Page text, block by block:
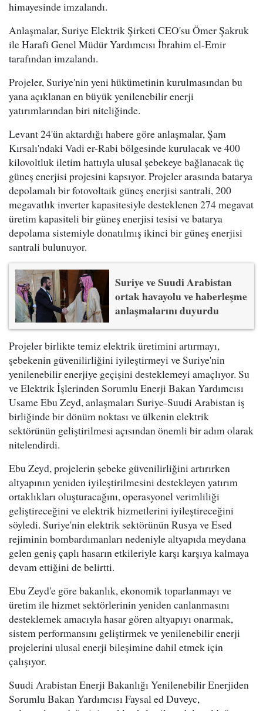
himayesinde imzalandı.
Anlaşmalar, Suriye Elektrik Şirketi CEO'su Ömer Şakruk
ile Harafi Genel Müdür Yardımcısı İbrahim el-Emir
tarafından imzalandı.
Projeler, Suriye'nin yeni hükümetinin kurulmasından bu
yana açıklanan en büyük yenilenebilir enerji
yatırımlarından biri niteliğinde.
Levant 24'ün aktardığı habere göre anlaşmalar, Şam
Kırsalı'ndaki Vadi er-Rabi bölgesinde kurulacak ve 400
kilovoltluk iletim hattıyla ulusal şebekeye bağlanacak üç
güneş enerjisi projesini kapsıyor. Projeler arasında batarya
depolamalı bir fotovoltaik güneş enerjisi santrali, 200
megavatlık inverter kapasitesiyle desteklenen 274 megavat
üretim kapasiteli bir güneş enerjisi tesisi ve batarya
depolama sistemiyle donatılmış ikinci bir güneş enerjisi
santrali bulunuyor.
Suriye ve Suudi Arabistan
ortak havayolu ve haberleşme
anlaşmalarını duyurdu
Projeler birlikte temiz elektrik üretimini artırmayı,
şebekenin güvenilirliğini iyileştirmeyi ve Suriye'nin
yenilenebilir enerjiye geçişini desteklemeyi amaçlıyor. Su
ve Elektrik İşlerinden Sorumlu Enerji Bakan Yardımcısı
Usame Ebu Zeyd, anlaşmaları Suriye-Suudi Arabistan iş
birliğinde bir dönüm noktası ve ülkenin elektrik
sektörünün geliştirilmesi açısından önemli bir adım olarak
nitelendirdi.
Ebu Zeyd, projelerin şebeke güvenilirliğini artırırken
altyapının yeniden iyileştirilmesini destekleyen yatırım
ortaklıkları oluşturacağını, operasyonel verimliliği
geliştireceğini ve elektrik hizmetlerini iyileştireceğini
söyledi. Suriye'nin elektrik sektörünün Rusya ve Esed
rejiminin bombardımanları nedeniyle altyapıda meydana
gelen geniş çaplı hasarın etkileriyle karşı karşıya kalmaya
devam ettiğini de belirtti.
Ebu Zeyd'e göre bakanlık, ekonomik toparlanmayı ve
üretim ile hizmet sektörlerinin yeniden canlanmasını
desteklemek amacıyla hasar gören altyapıyı onarmak,
sistem performansını geliştirmek ve yenilenebilir enerji
projelerini ulusal enerji bileşimine dahil etmek için
çalışıyor.
Suudi Arabistan Enerji Bakanlığı Yenilenebilir Enerjiden
Sorumlu Bakan Yardımcısı Faysal ed Duveyc,